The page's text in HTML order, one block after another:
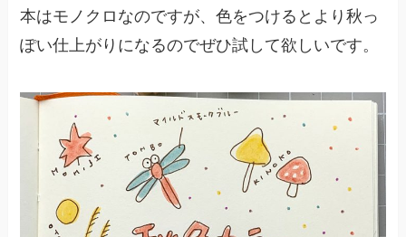
本はモノクロなのですが、色をつけるとより秋っ
ぽい仕上がりになるのでぜひ試して欲しいです。